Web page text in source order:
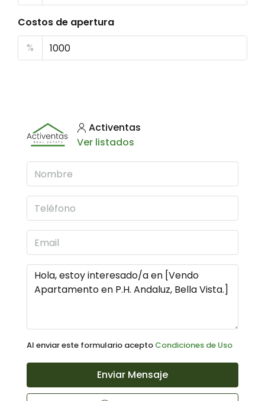
Costos de apertura
%
Activentas
Ver listados
Al enviar este formulario acepto Condiciones de Uso
Enviar Mensaje